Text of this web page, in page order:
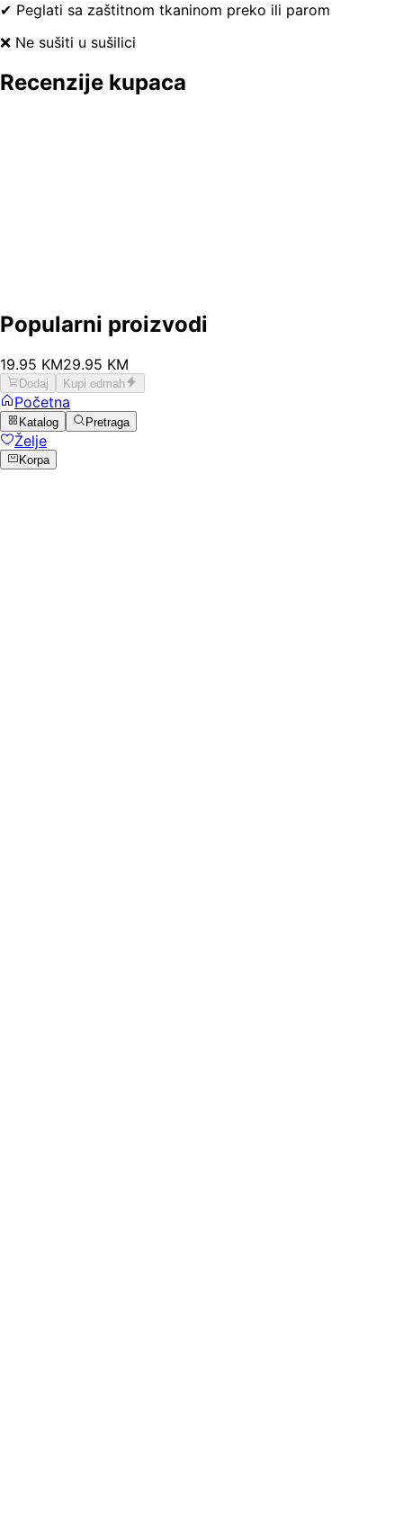
✔ Peglati sa zaštitnom tkaninom preko ili parom
❌ Ne sušiti u sušilici
Recenzije kupaca
Popularni proizvodi
19.95 KM29.95 KM
Dodaj Kupi odmah
Početna
Katalog Pretraga
Želje
Korpa